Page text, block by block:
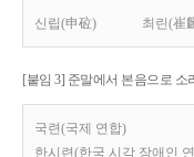
신립(申砬) 최린(崔
[붙임 3] 준말에서 본음으로
국련(국제 연합)
한시련(한국 시각 장애인